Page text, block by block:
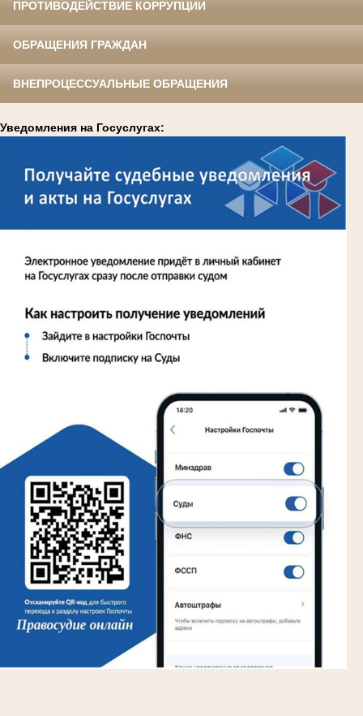
ПРОТИВОДЕЙСТВИЕ КОРРУПЦИИ
ОБРАЩЕНИЯ ГРАЖДАН
ВНЕПРОЦЕССУАЛЬНЫЕ ОБРАЩЕНИЯ
Уведомления на Госуслугах: